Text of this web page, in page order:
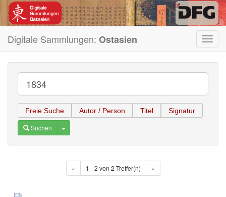
Digitale Sammlungen: Ostasien
Freie Suche Autor / Person Titel Signatur
Suchen Toggle Dropdown
« 1 - 2 von 2 Treffer(n) »